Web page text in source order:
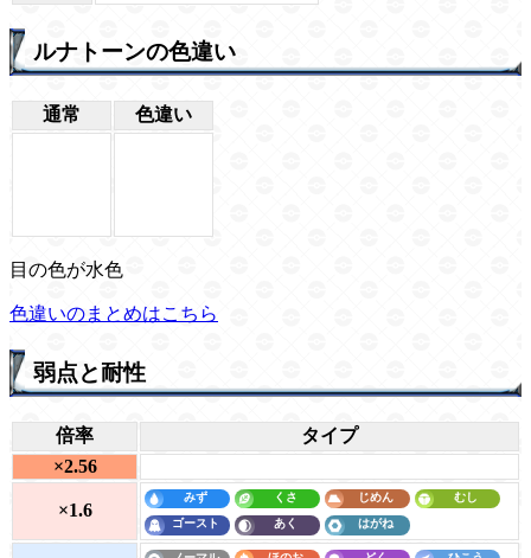
ルナトーンの色違い
通常 色違い
目の色が水色
色違いのまとめはこちら
弱点と耐性
倍率
タイプ
×2.56
×1.6